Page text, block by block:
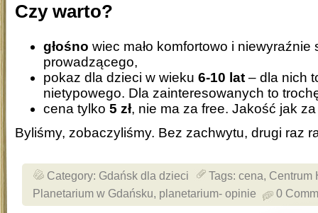
Czy warto?
głośno wiec mało komfortowo i niewyraźnie
prowadzącego,
pokaz dla dzieci w wieku 6-10 lat – dla nich
nietypowego. Dla zainteresowanych to
cena tylko 5 zł, nie ma za free. Jakość jak
Byliśmy, zobaczyliśmy. Bez zachwytu, drugi raz
Category: Gdańsk dla dzieci Tags: cena, Centrum
Planetarium w Gdańsku, planetarium- opinie 0